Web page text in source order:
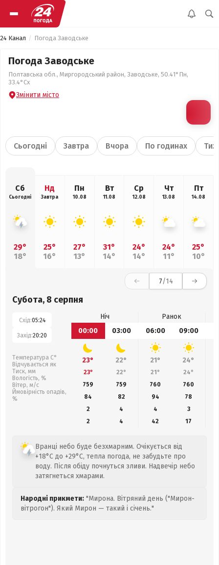
24 Канал Погода Заводське
Погода Заводське
Полтавська обл., Миргородський район, Заводське, 50.41°Пн,
33.4°Сх
Змінити місто
Сьогодні Завтра Вчора По годинах
Сб
Сьогодні
29°
18°
Нд
Завтра
25°
16°
Пн
10.08
27°
13°
Вт
11.08
31°
14°
Ср
12.08
24°
14°
Чт
13.08
24°
11°
Пт
14.08
25°
10°
7/14
Субота, 8 серпня
Схід:05:24
Захід:20:20
Температура С°
Відчувається як
Тиск, мм
Вологість, %
Вітер, м/с
Ймовірність опадів,
%
Ніч
Ранок
00:00
03:00 06:00 09:00
23° 22° 21° 24°
23° 22° 21° 24°
759
759 760 760
84
82 94 78
2
4 4
3
2
4 42 17
Вранці небо буде безхмарним. Очікується від
+18°C до +29°C, тепла погода, не забудьте про
воду. Після обіду почнуться зливи. Надвечір небо
затягнеться хмарами.
Народні прикмети: "Мирона. Вітряний день ("Мирон-
вітрогон"). Який Мирон — такий і січень."